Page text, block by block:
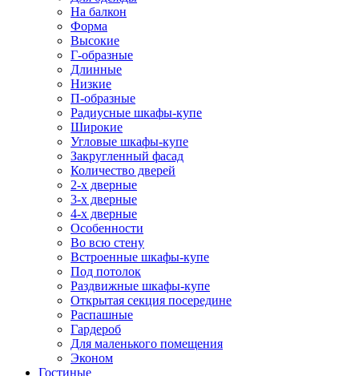
На балкон
Форма
Высокие
Г-образные
Длинные
Низкие
П-образные
Радиусные шкафы-купе
Широкие
Угловые шкафы-купе
Закругленный фасад
Количество дверей
2-х дверные
3-х дверные
4-х дверные
Особенности
Во всю стену
Встроенные шкафы-купе
Под потолок
Раздвижные шкафы-купе
Открытая секция посередине
Распашные
Гардероб
Для маленького помещения
Эконом
Гостиные